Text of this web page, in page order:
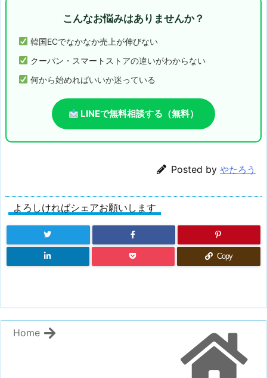
こんなお悩みはありませんか？
韓国ECでなかなか売上が伸びない
クーパン・スマートストアの違いがわからない
何から始めればいいか迷っている
LINEで無料相談する（無料）
Posted by やたろう
よろしければシェアお願いします
Copy
Home